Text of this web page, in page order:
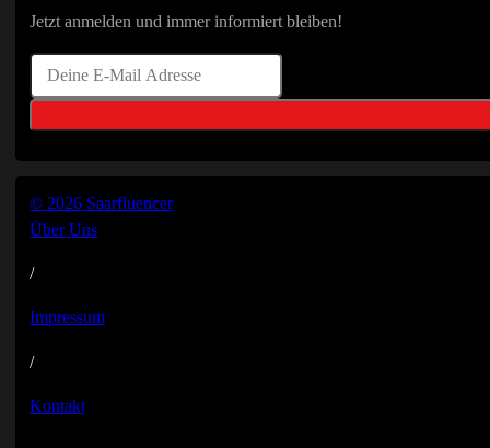
Jetzt anmelden und immer informiert bleiben!
© 2026 Saarfluencer
Über Uns
/
Impressum
/
Kontakt